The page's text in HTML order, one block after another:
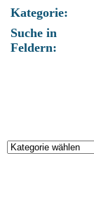
Kategorie:
Suche in
Feldern: